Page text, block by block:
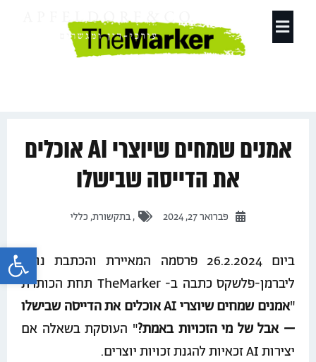
אמנים שמחים שיוצרי AI אוכלים
את הדייסה שבישלו
פברואר 27, 2024 , בתקשורת, כללי
ביום 26.2.2024 פרסמה המאיירת והכתבת נועה
ליברמן-פלשקס כתבה ב- TheMarker תחת הכותרת
"
אמנים שמחים שיוצרי AI אוכלים את הדייסה שבישלו
– אבל של מי הזכויות באמת?" העוסקת בשאלה אם
יצירות AI זכאיות להגנת זכויות יוצרים.